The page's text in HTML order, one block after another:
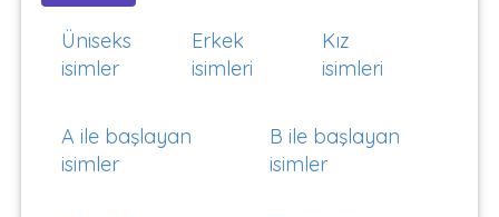
Üniseks
isimler
Erkek
isimleri
Kız
isimleri
A ile başlayan
isimler
B ile başlayan
isimler